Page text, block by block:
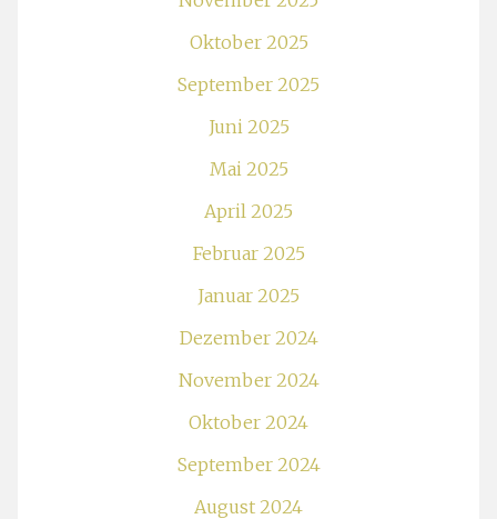
Oktober 2025
September 2025
Juni 2025
Mai 2025
April 2025
Februar 2025
Januar 2025
Dezember 2024
November 2024
Oktober 2024
September 2024
August 2024